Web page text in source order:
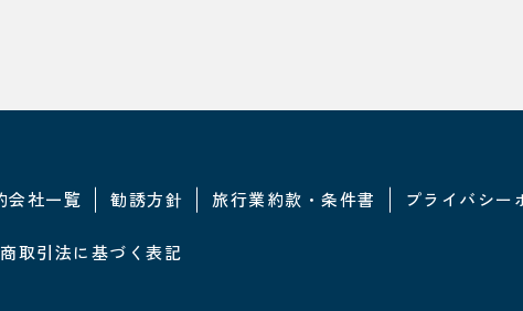
会社一覧 勧誘方針 旅行業約款・条件書 プライバシー
取引法に基づく表記